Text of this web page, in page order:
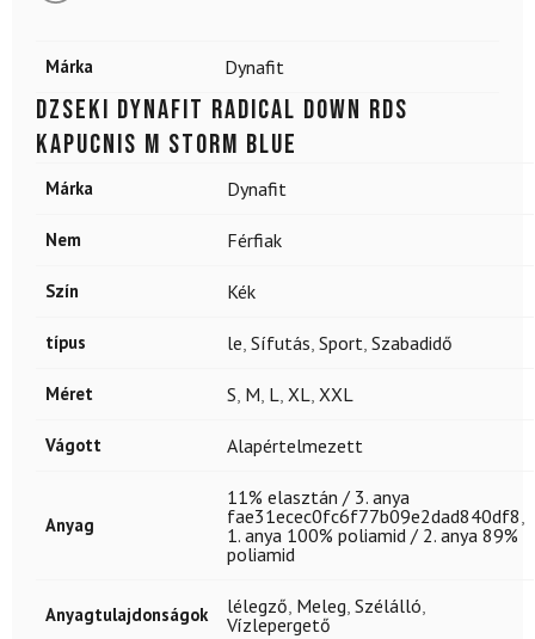
Márka Dynafit
Dzseki DYNAFIT Radical Down RDS
kapucnis M Storm Blue
Márka Dynafit
Nem Férfiak
Szín Kék
típus le, Sífutás, Sport, Szabadidő
Méret S, M, L, XL, XXL
Vágott Alapértelmezett
Anyag
11% elasztán / 3. anya
fae31ecec0fc6f77b09e2dad840df8,
1. anya 100% poliamid / 2. anya 89%
poliamid
Anyagtulajdonságok lélegző, Meleg, Szélálló,
Vízlepergető